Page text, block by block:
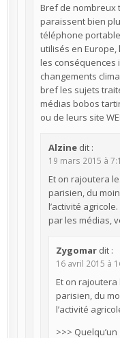
Bref de nombreux
paraissent bien
téléphone
utilisés en Europe,
les conséquences
changements
bref les sujets
médias bobos
ou de leurs site
Alzine dit :
19 mars 2015 à
Et on rajoutera
parisien, du
l’activité
par les médias,
Zygomar dit :
16 avril 2015 à
Et on rajoutera
parisien, du
l’activité
>>>